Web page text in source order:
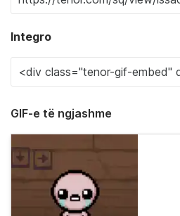
Integro
GIF-e të ngjashme